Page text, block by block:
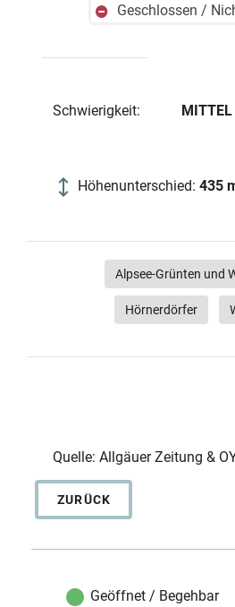
Geschlossen /
Schwierig­keit: MITTEL
Höhenunterschied: 435
Alpsee-Grünten und
Hörnerdörfer
Quelle: Allgäuer Zeitung &
ZURÜCK
Geöffnet / Begehbar